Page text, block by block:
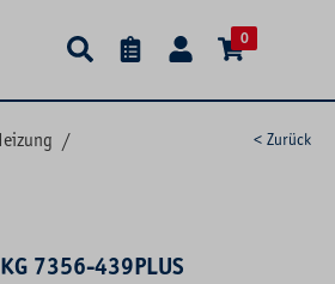
0
/
< Zurück
7356-439PLUS